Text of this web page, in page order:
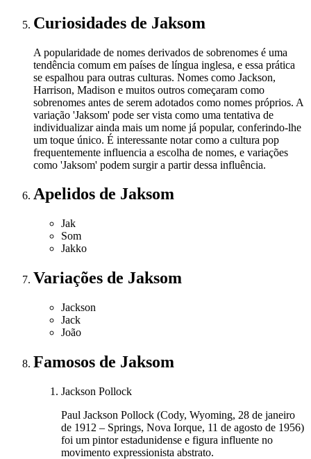
Curiosidades de Jaksom
A popularidade de nomes derivados de sobrenomes é uma
tendência comum em países de língua inglesa, e essa prática
se espalhou para outras culturas. Nomes como Jackson,
Harrison, Madison e muitos outros começaram como
sobrenomes antes de serem adotados como nomes próprios. A
variação 'Jaksom' pode ser vista como uma tentativa de
individualizar ainda mais um nome já popular, conferindo-lhe
um toque único. É interessante notar como a cultura pop
frequentemente influencia a escolha de nomes, e variações
como 'Jaksom' podem surgir a partir dessa influência.
Apelidos de Jaksom
Jak
Som
Jakko
Variações de Jaksom
Jackson
Jack
João
Famosos de Jaksom
Jackson Pollock
Paul Jackson Pollock (Cody, Wyoming, 28 de janeiro
de 1912 – Springs, Nova Iorque, 11 de agosto de 1956)
foi um pintor estadunidense e figura influente no
movimento expressionista abstrato.